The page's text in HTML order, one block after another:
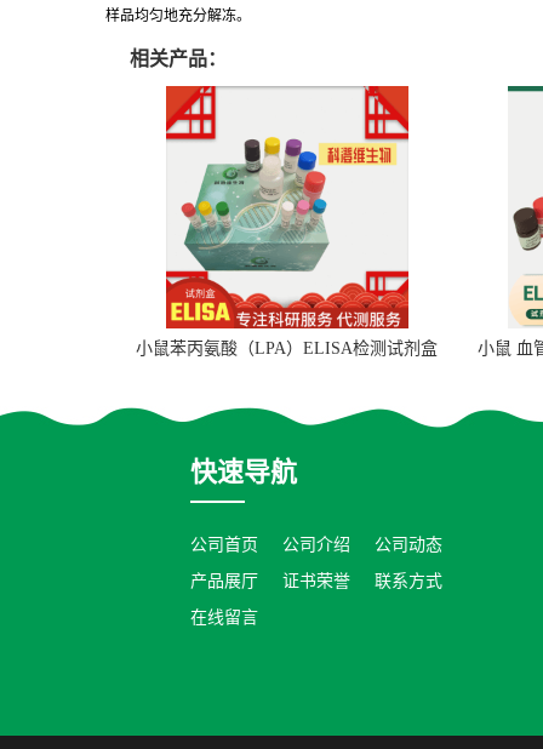
样品均匀地充分解冻。
相关产品：
小鼠苯丙氨酸（LPA）ELISA检测试剂盒 小鼠 血
快速导航
公司首页 公司介绍
公司动态
产品展厅
证书荣誉
联系方式
在线留言